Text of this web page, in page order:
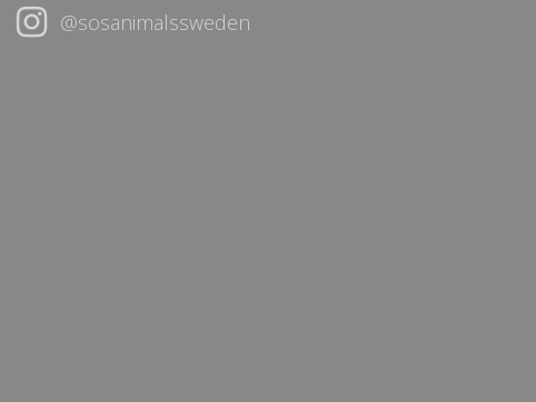
@sosanimalssweden